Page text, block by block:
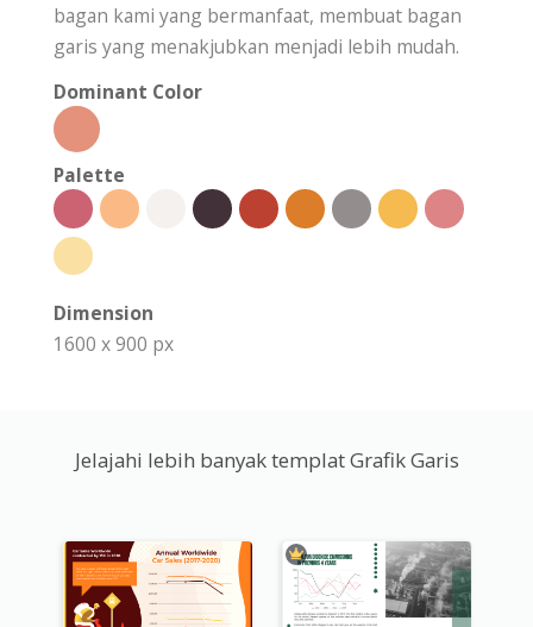
bagan kami yang bermanfaat, membuat bagan
garis yang menakjubkan menjadi lebih mudah.
Dominant Color
Palette
Dimension
1600 x 900 px
Jelajahi lebih banyak templat Grafik Garis